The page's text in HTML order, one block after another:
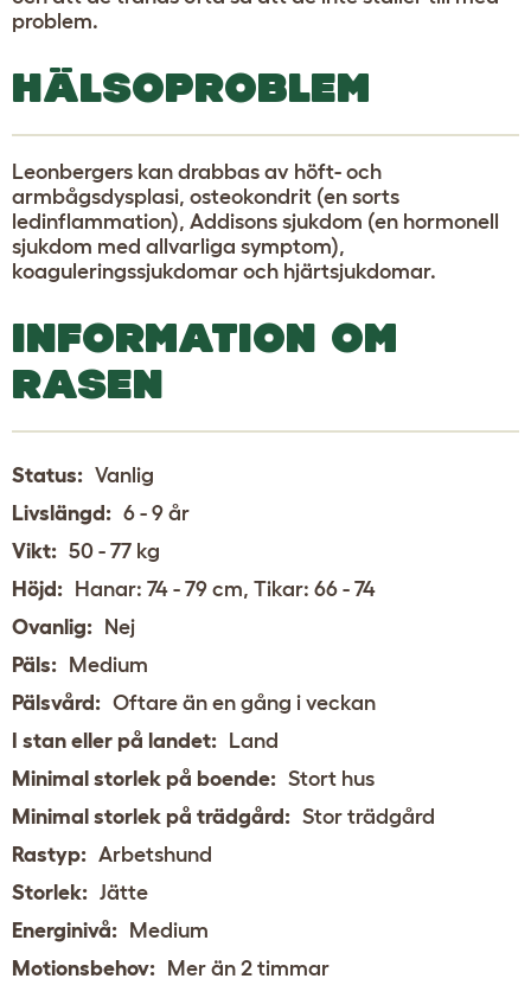
problem.
HÄLSOPROBLEM
Leonbergers kan drabbas av höft- och
armbågsdysplasi, osteokondrit (en sorts
ledinflammation), Addisons sjukdom (en hormonell
sjukdom med allvarliga symptom),
koaguleringssjukdomar och hjärtsjukdomar.
INFORMATION OM
RASEN
Status: Vanlig
Livslängd: 6 - 9 år
Vikt: 50 - 77 kg
Höjd: Hanar: 74 - 79 cm, Tikar: 66 - 74
Ovanlig: Nej
Päls: Medium
Pälsvård: Oftare än en gång i veckan
I stan eller på landet: Land
Minimal storlek på boende: Stort hus
Minimal storlek på trädgård: Stor trädgård
Rastyp: Arbetshund
Storlek: Jätte
Energinivå: Medium
Motionsbehov: Mer än 2 timmar